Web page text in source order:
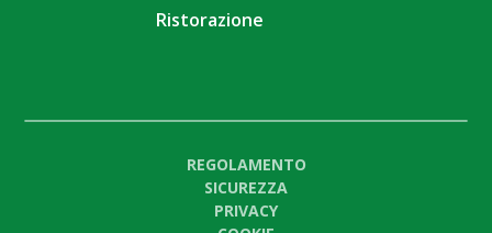
Ristorazione
REGOLAMENTO
SICUREZZA
PRIVACY